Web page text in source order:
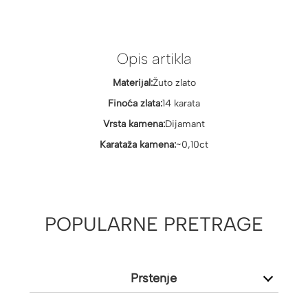
Opis artikla
Materijal:Žuto zlato
Finoća zlata:14 karata
Vrsta kamena:Dijamant
Karataža kamena:~0,10ct
POPULARNE PRETRAGE
Prstenje